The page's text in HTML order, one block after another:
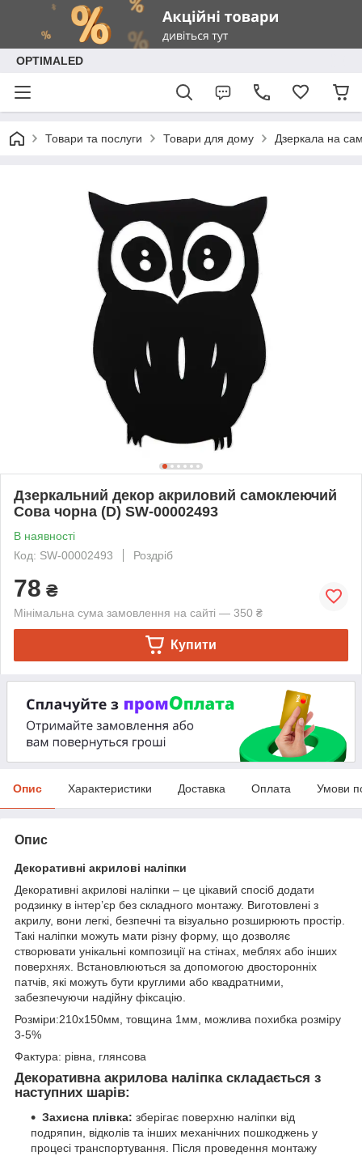
OPTIMALED
Товари та послуги Товари для дому Дзеркала на
Дзеркальний декор акриловий самоклеючий
Сова чорна (D) SW-00002493
В наявності
Код: SW-00002493
Роздріб
78 ₴
Мінімальна сума замовлення на сайті — 350 ₴
Купити
Опис Характеристики Доставка Оплата Умови
Опис
Декоративні акрилові наліпки
Декоративні акрилові наліпки – це цікавий спосіб додати
родзинку в інтер’єр без складного монтажу. Виготовлені з
акрилу, вони легкі, безпечні та візуально розширюють простір.
Такі наліпки можуть мати різну форму, що дозволяє
створювати унікальні композиції на стінах, меблях або інших
поверхнях. Встановлюються за допомогою двосторонніх
патчів, які можуть бути круглими або квадратними,
забезпечуючи надійну фіксацію.
Розміри:210х150мм, товщина 1мм, можлива похибка розміру
3-5%
Фактура: рівна, глянсова
Декоративна акрилова наліпка складається з
наступних шарів:
Захисна плівка: зберігає поверхню наліпки від
подряпин, відколів та інших механічних пошкоджень у
процесі транспортування. Після проведення монтажу